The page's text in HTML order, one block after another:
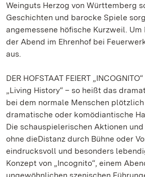
Weinguts Herzog von Württemberg
Geschichten und barocke Spiele
angemessene höfische Kurzweil.
der Abend im Ehrenhof bei
aus.
DER HOFSTAAT FEIERT „INCOGNITO“
„Living History“ – so heißt das
bei dem normale Menschen
dramatische oder komödiantische
Die schauspielerischen Aktionen
ohne dieDistanz durch Bühne oder
eindrucksvoll und besonders
Konzept von „Incognito“, einem